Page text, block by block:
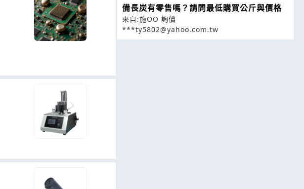
備長炭有零售嗎？請問最低購買公斤與價格
來自:施OO 詢價
***ty5802@yahoo.com.tw